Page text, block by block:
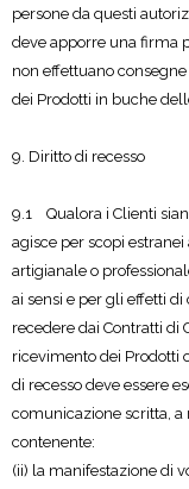
persone da questi
deve apporre una firma
non effettuano
dei Prodotti in buche
9. Diritto di recesso
9.1 Qualora i Clienti
agisce per scopi
artigianale o
ai sensi e per gli effetti
recedere dai Contratti di
ricevimento dei Prodotti
di recesso deve essere
comunicazione scritta, a
contenente:
(ii) la manifestazione di